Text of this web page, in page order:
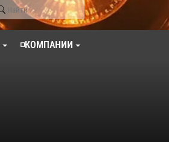
◽КОМПАНИИ